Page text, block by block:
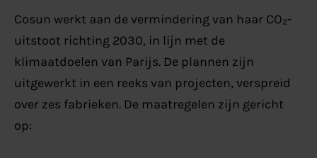
Cosun werkt aan de vermindering van haar CO₂-
uitstoot richting 2030, in lijn met de
klimaatdoelen van Parijs. De plannen zijn
uitgewerkt in een reeks van projecten, verspreid
over zes fabrieken. De maatregelen zijn gericht
op: